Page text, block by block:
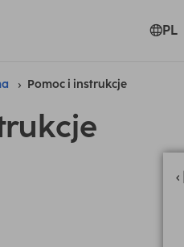
PL
Pomoc i instrukcje